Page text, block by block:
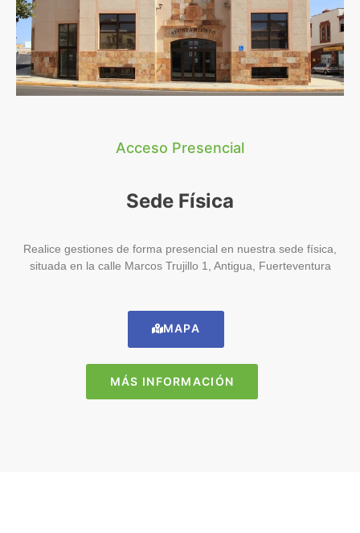
Acceso Presencial
Sede Física
Realice gestiones de forma presencial en nuestra sede física,
situada en la calle Marcos Trujillo 1, Antigua, Fuerteventura
MAPA
MÁS INFORMACIÓN